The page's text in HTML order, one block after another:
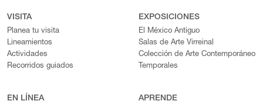
VISITA
Planea tu visita
Lineamientos
Actividades
Recorridos guiados
EXPOSICIONES
El México Antiguo
Salas de Arte Virreinal
Colección de Arte Contemporáneo
Temporales
EN LÍNEA APRENDE